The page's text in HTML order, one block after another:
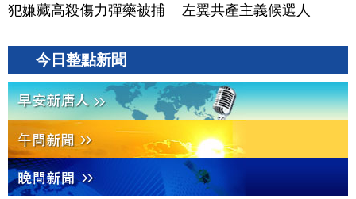
犯嫌藏高殺傷力彈藥被捕
左翼共產主義候選人
今日整點新聞